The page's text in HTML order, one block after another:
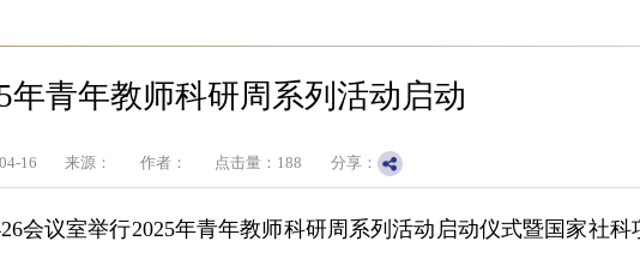
年青年教师科研周系列活动启动
16 来源： 作者： 点击量： 188 分享：
会议室举行2025年青年教师科研周系列活动启动仪式暨国家社科